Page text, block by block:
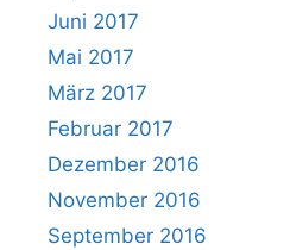
Juni 2017
Mai 2017
März 2017
Februar 2017
Dezember 2016
November 2016
September 2016